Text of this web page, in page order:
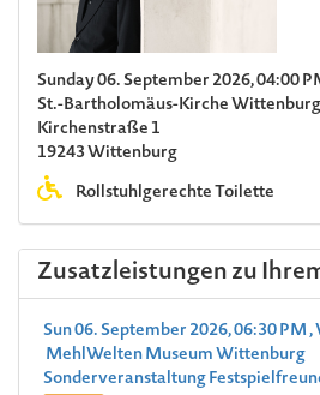
Sunday 06. September 2026, 04:00
St.-Bartholomäus-Kirche Wittenburg
Kirchenstraße 1
19243 Wittenburg
Rollstuhlgerechte Toilette
Zusatzleistungen zu
Sun 06. September 2026, 06:30 PM
MehlWelten Museum Wittenburg
Sonderveranstaltung